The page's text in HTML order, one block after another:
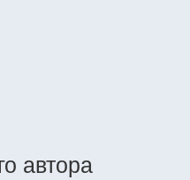
автора